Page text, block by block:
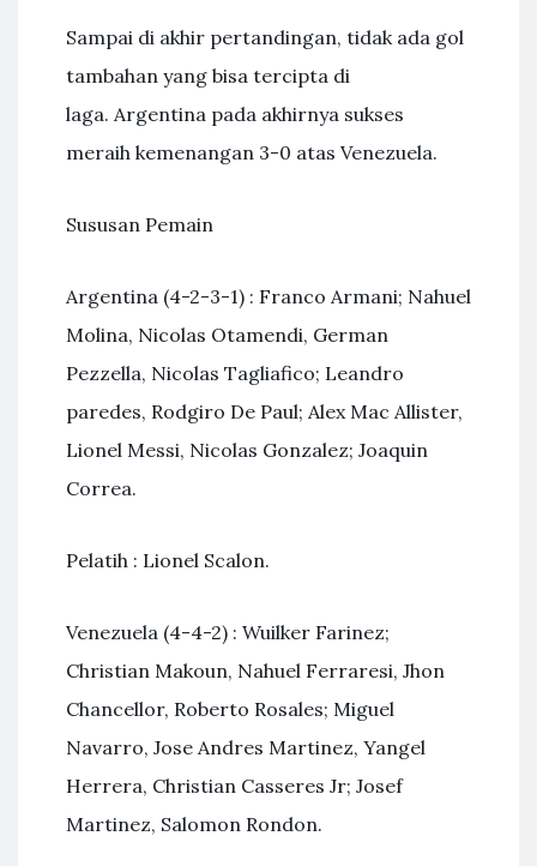
Sampai di akhir pertandingan, tidak ada gol
tambahan yang bisa tercipta di
laga. Argentina pada akhirnya sukses
meraih kemenangan 3-0 atas Venezuela.
Sususan Pemain
Argentina (4-2-3-1) : Franco Armani; Nahuel
Molina, Nicolas Otamendi, German
Pezzella, Nicolas Tagliafico; Leandro
paredes, Rodgiro De Paul; Alex Mac Allister,
Lionel Messi, Nicolas Gonzalez; Joaquin
Correa.
Pelatih : Lionel Scalon.
Venezuela (4-4-2) : Wuilker Farinez;
Christian Makoun, Nahuel Ferraresi, Jhon
Chancellor, Roberto Rosales; Miguel
Navarro, Jose Andres Martinez, Yangel
Herrera, Christian Casseres Jr; Josef
Martinez, Salomon Rondon.